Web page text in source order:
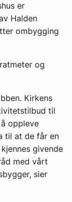
er
Halden
ombygging
og
Kirkens
til
oppleve
til at de får en
givende
med vårt
sier